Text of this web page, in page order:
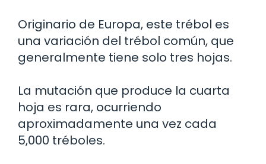
Originario de Europa, este trébol es
una variación del trébol común, que
generalmente tiene solo tres hojas.
La mutación que produce la cuarta
hoja es rara, ocurriendo
aproximadamente una vez cada
5,000 tréboles.